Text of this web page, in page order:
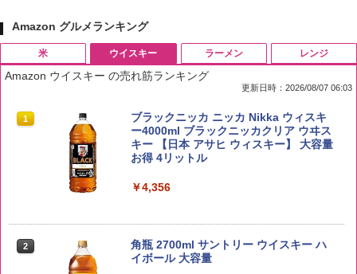
Amazon グルメランキング
米
1 by Amazon 国産ブレンド米 精米 5kg
￥2,650
野沢農産 無洗米 青い流るる コシヒカリ
5kg 長野県産 令和7年産
ウイスキー
Amazon ウイスキー の売れ筋ランキング
更新日時：2026/08/07 06:03
1
ブラックニッカ ニッカ Nikka ウィスキ
ー4000ml ブラックニッカクリア ウヰス
キー 【日本 アサヒ ウィスキー】 大容量
お得 4リットル
￥4,356
2
角瓶 2700ml サントリー ウイスキー ハ
イボール 大容量
ラーメン レンジ